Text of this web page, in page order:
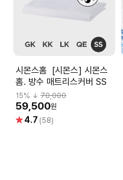
시몬스홈 [시몬스] 시몬스
홈. 방수 매트리스커버 SS
15% ↓ 70,000
59,500원
별 4.7 (58)